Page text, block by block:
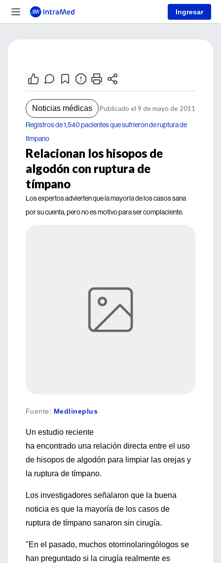
Ingresar
Noticias médicas Publicado el 9 de mayo de 2011
Registros de 1,540 pacientes que sufrieron de ruptura de
tímpano
Relacionan los hisopos de
algodón con ruptura de
tímpano
Los expertos advierten que la mayoría de los casos sana
por su cuenta, pero no es motivo para ser complaciente.
Fuente: Medlineplus
Un estudio reciente
ha encontrado una relación directa entre el uso
de hisopos de algodón para limpiar las orejas y
la ruptura de tímpano.
Los investigadores señalaron que la buena
noticia es que la mayoría de los casos de
ruptura de tímpano sanaron sin cirugía.
"En el pasado, muchos otorrinolaringólogos se
han preguntado si la cirugía realmente es